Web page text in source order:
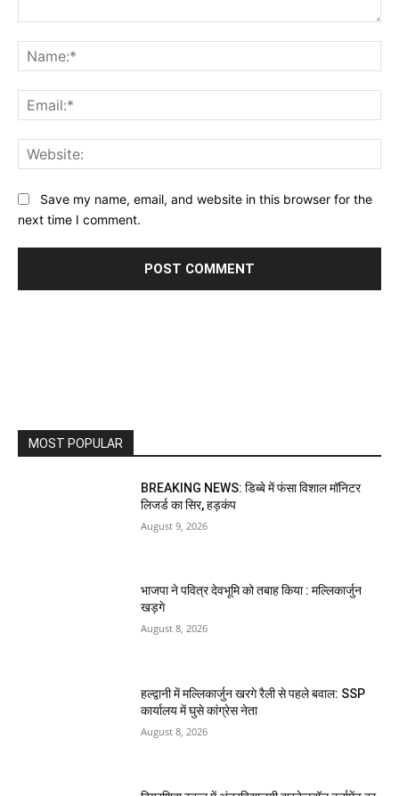
Save my name, email, and website in this browser for the
next time I comment.
MOST POPULAR
BREAKING NEWS: डिब्बे में फंसा विशाल मॉनिटर
लिजर्ड का सिर, हड़कंप
August 9, 2026
भाजपा ने पवित्र देवभूमि को तबाह किया : मल्लिकार्जुन
खड़गे
August 8, 2026
हल्द्वानी में मल्लिकार्जुन खरगे रैली से पहले बवाल: SSP
कार्यालय में घुसे कांग्रेस नेता
August 8, 2026